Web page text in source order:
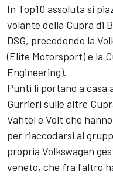
In Top10 assoluta si
volante della Cupra di
DSG, precedendo la
(Elite Motorsport) e la
Engineering).
Punti li portano a casa
Gurrieri sulle altre
Vahtel e Volt che
per riaccodarsi al
propria Volkswagen
veneto, che fra l'altro